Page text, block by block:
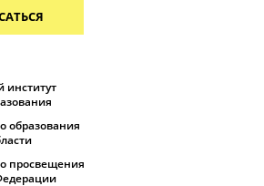
институт
образования
просвещения